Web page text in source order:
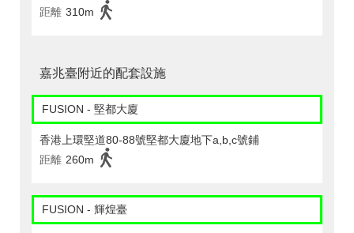
距離 310m
嘉兆臺附近的配套設施
FUSION - 堅都大廈
香港上環堅道80-88號堅都大廈地下a,b,c號鋪
距離 260m
FUSION - 輝煌臺